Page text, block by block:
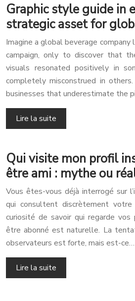
Graphic style guide in
strategic asset for
Imagine a global beverage company
campaign, only to discover that
visuals resonated positively in
completely misconstrued in
businesses that underestimate the
Lire la suite
Qui visite mon profil
être ami : mythe ou
Vous êtes-vous déjà interrogé sur
qui consultent discrètement
curiosité de savoir qui regarde
être abonné est naturelle. La
observateurs est forte, mais est-ce…
Lire la suite